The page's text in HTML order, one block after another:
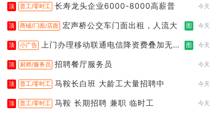
顶 普工/零时工 长寿龙头企业6000-8000高薪普 今天
顶 商铺/门面/店面 宏声桥公交车门面出租，人流大 图 今天
顶 小广告 上门办理移动联通电信降资费叠加无限
图 今天
顶 厨师/服务员 招聘餐厅服务员 今天
顶 普工/零时工 马鞍长白班 大龄工大量招聘中 今天
顶 普工/零时工 马鞍 长期招聘 兼职 临时工 今天